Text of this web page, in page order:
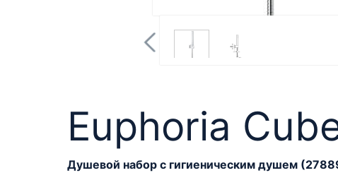
Euphoria
Душевой набор с гигиеническим душем